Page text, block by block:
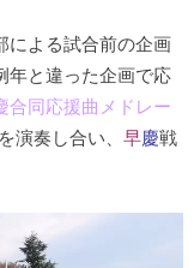
による試合前の企画
年と違った企画で応
合同応援曲メドレー
演奏し合い、 早慶戦